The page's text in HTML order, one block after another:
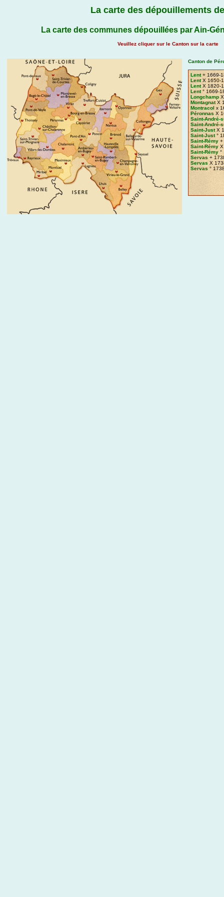
La carte des dépouillements
La carte des communes dépouillées par Ain-
Veuillez cliquer sur le Canton sur la carte
Canton de
Lent+ 1669-
LentX 1650-
LentX 1820-
Lent° 1669-
Longchamp
MontagnatX
Montracol x
Péronnas X
Saint-André-
Saint-André-
Saint-JustX
Saint-Just°
Saint-Rémy +
Saint-Rémy
Saint-Rémy °
Servas +
Servas X
Servas °